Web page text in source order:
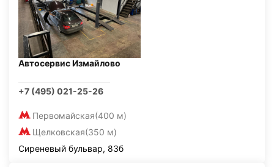
Автосервис Измайлово
+7 (495) 021-25-26
Первомайская(400 м)
Щелковская(350 м)
Сиреневый бульвар, 83б